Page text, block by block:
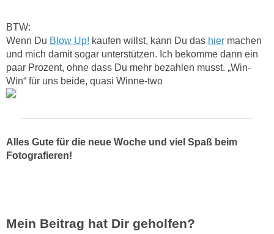
BTW:
Wenn Du Blow Up! kaufen willst, kann Du das hier machen
und mich damit sogar unterstützen. Ich bekomme dann ein
paar Prozent, ohne dass Du mehr bezahlen musst. „Win-
Win“ für uns beide, quasi Winne-two
Alles Gute für die neue Woche und viel Spaß beim
Fotografieren!
Mein Beitrag hat Dir geholfen?